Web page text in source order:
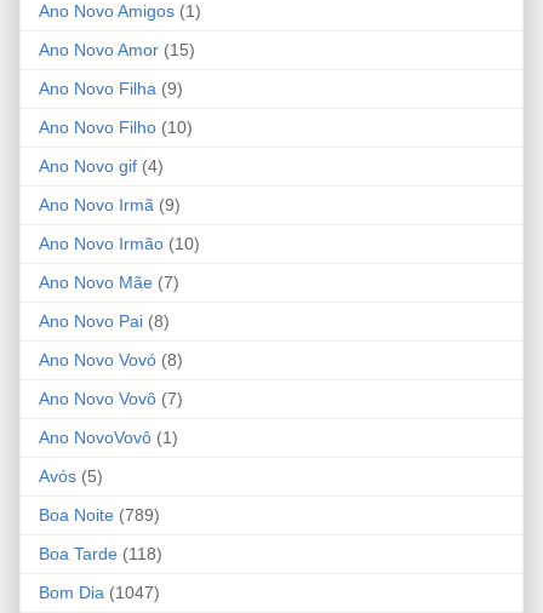
Ano Novo Amigos (1)
Ano Novo Amor (15)
Ano Novo Filha (9)
Ano Novo Filho (10)
Ano Novo gif (4)
Ano Novo Irmã (9)
Ano Novo Irmão (10)
Ano Novo Mãe (7)
Ano Novo Pai (8)
Ano Novo Vovó (8)
Ano Novo Vovô (7)
Ano NovoVovô (1)
Avós (5)
Boa Noite (789)
Boa Tarde (118)
Bom Dia (1047)